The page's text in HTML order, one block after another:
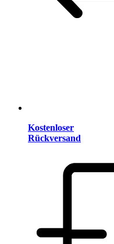
Kostenloser
Rückversand